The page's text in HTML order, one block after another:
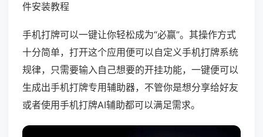
件安装教程
手机打牌可以一键让你轻松成为“必赢”。其操作方式
十分简单，打开这个应用便可以自定义手机打牌系统
规律，只需要输入自己想要的开挂功能，一键便可以
生成出手机打牌专用辅助器，不管你是想分享给好友
或者使用手机打牌AI辅助都可以满足需求。